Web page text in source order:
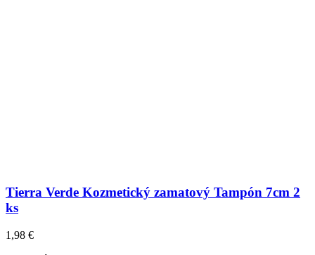
Tierra Verde Kozmetický zamatový Tampón 7cm 2
ks
1,98 €